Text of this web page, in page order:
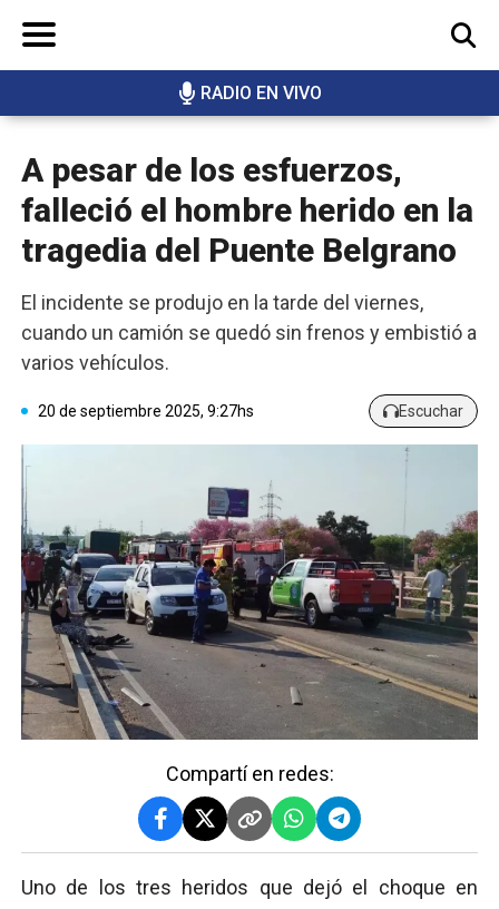
RADIO EN VIVO
BUSCAR
A pesar de los esfuerzos,
falleció el hombre herido en la
tragedia del Puente Belgrano
El incidente se produjo en la tarde del viernes,
cuando un camión se quedó sin frenos y embistió a
varios vehículos.
20 de septiembre 2025, 9:27hs Escuchar
Compartí en redes:
Uno de los tres heridos que dejó el choque en